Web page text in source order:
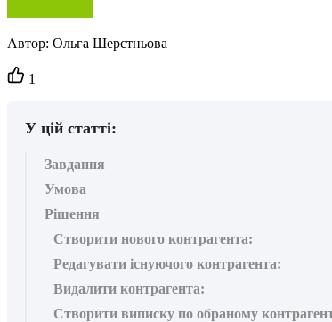
Автор: Ольга Шерстньова
Кількість
вподобайок:
1
У цій статті:
Завдання
Умова
Рішення
Створити нового контрагента:
Редагувати існуючого контрагента:
Видалити контрагента:
Створити виписку по обраному